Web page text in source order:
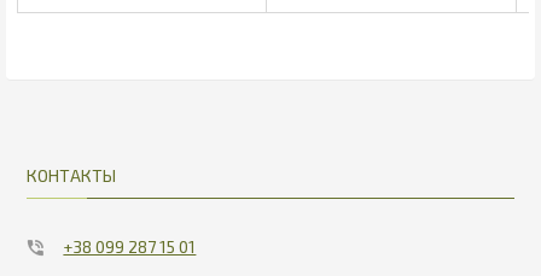
КОНТАКТЫ
+38 099 287 15 01